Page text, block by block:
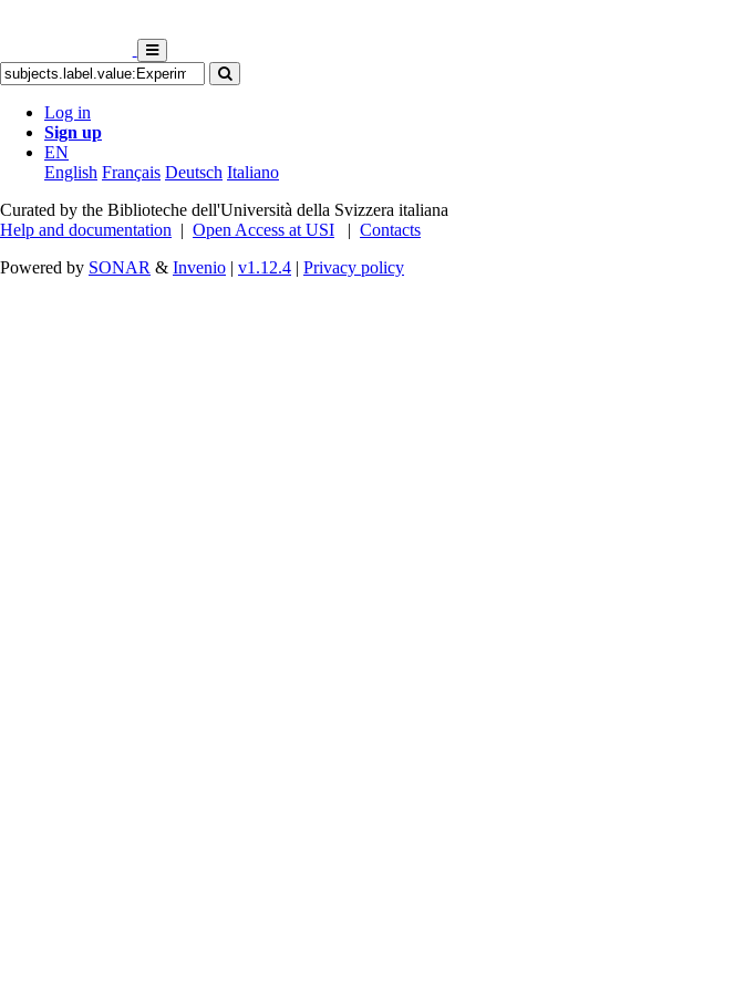
Log in
Sign up
EN
English Français Deutsch Italiano
Curated by the Biblioteche dell'Università della Svizzera italiana
Help and documentation | Open Access at USI | Contacts
Powered by SONAR & Invenio | v1.12.4 | Privacy policy